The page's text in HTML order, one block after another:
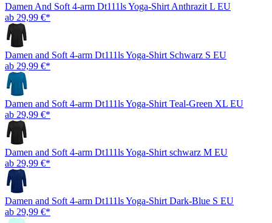
Damen And Soft 4-arm Dt111ls Yoga-Shirt Anthrazit L EU
ab 29,99 €*
Damen and Soft 4-arm Dt111ls Yoga-Shirt Schwarz S EU
ab 29,99 €*
Damen and Soft 4-arm Dt111ls Yoga-Shirt Teal-Green XL EU
ab 29,99 €*
Damen and Soft 4-arm Dt111ls Yoga-Shirt schwarz M EU
ab 29,99 €*
Damen and Soft 4-arm Dt111ls Yoga-Shirt Dark-Blue S EU
ab 29,99 €*